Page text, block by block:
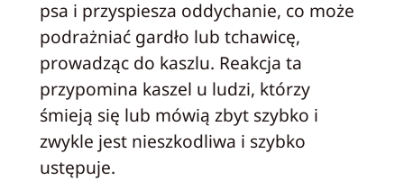
psa i przyspiesza oddychanie, co może
podrażniać gardło lub tchawicę,
prowadząc do kaszlu. Reakcja ta
przypomina kaszel u ludzi, którzy
śmieją się lub mówią zbyt szybko i
zwykle jest nieszkodliwa i szybko
ustępuje.